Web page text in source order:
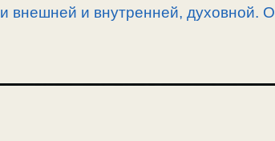
внешней и внутренней, духовной. О